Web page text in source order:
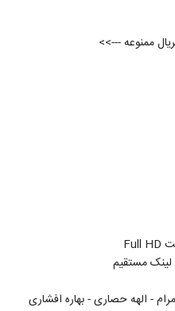
- الهه حصاری - بهاره افشاری